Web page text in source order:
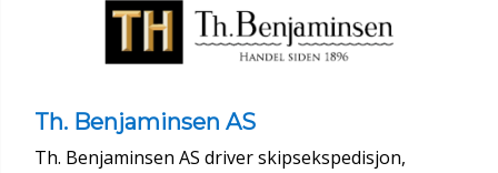
Th. Benjaminsen AS
Th. Benjaminsen AS driver skipsekspedisjon,